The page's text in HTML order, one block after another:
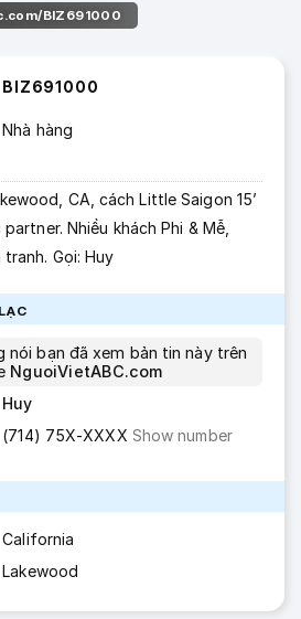
BIZ691000
BIZ691000
Nhà hàng
CA, cách Little Saigon 15’
Nhiều khách Phi & Mễ,
Gọi: Huy
nói bạn đã xem bản tin này trên
NguoiVietABC.com
Huy
(714) 75X-XXXX Show number
California
Lakewood